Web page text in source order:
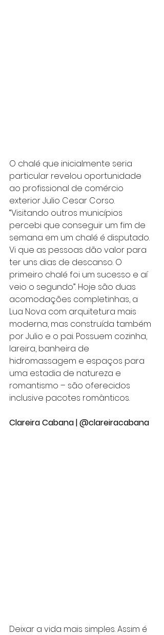
O chalé que inicialmente seria
particular revelou oportunidade
ao profissional de comércio
exterior Julio Cesar Corso.
“Visitando outros municípios
percebi que conseguir um fim de
semana em um chalé é disputado.
Vi que as pessoas dão valor para
ter uns dias de descanso. O
primeiro chalé foi um sucesso e aí
veio o segundo”. Hoje são duas
acomodações completinhas, a
Lua Nova com arquitetura mais
moderna, mas construída também
por Julio e o pai. Possuem cozinha,
lareira, banheira de
hidromassagem e espaços para
uma estadia de natureza e
romantismo – são oferecidos
inclusive pacotes românticos.
Clareira Cabana | @clareiracabana
Deixar a vida mais simples. Assim é